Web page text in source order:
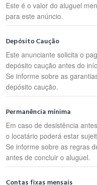
Este é o valor do aluguel
para este anúncio.
Depósito Caução
Este anunciante solicita o
depósito caução antes do
Se informe sobre as
depósito caução.
Permanência mínima
Em caso de desistência
o locatário poderá estar
Se informe sobre as regras
antes de concluir o aluguel.
Contas fixas mensais